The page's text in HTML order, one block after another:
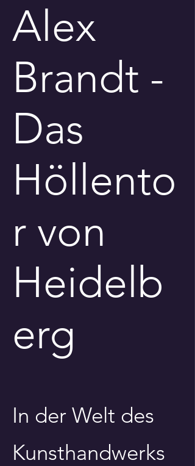
Alex
Brandt -
Das
Höllento
r von
Heidelb
erg
In der Welt des
Kunsthandwerks